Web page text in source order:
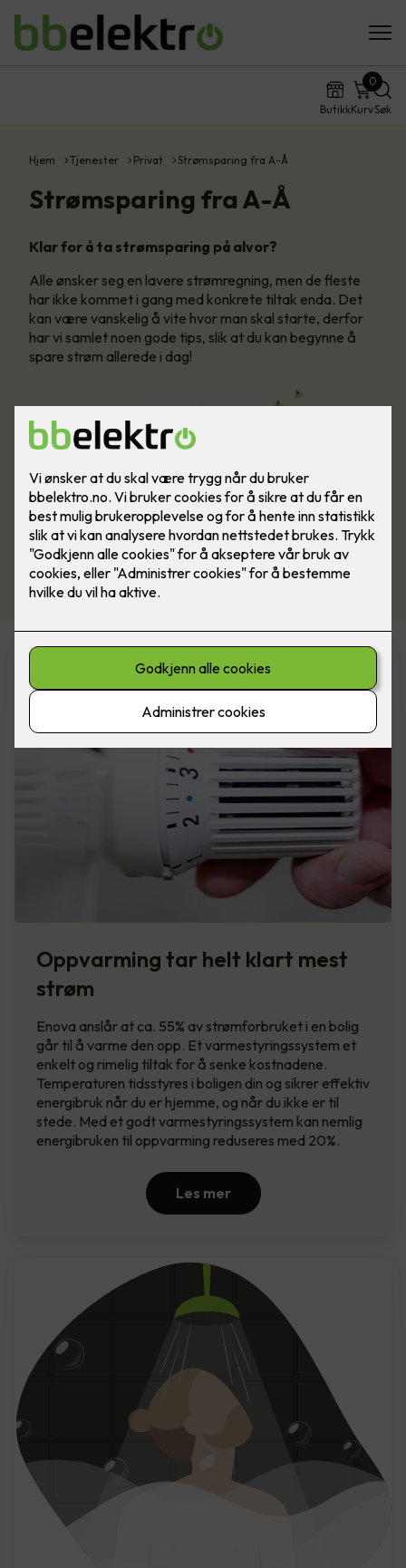
ButikkKurv
0
Søk
Hjem Tjenester Privat Strømsparing fra A-Å
Strømsparing fra A-Å
Klar for å ta strømsparing på alvor?
Alle ønsker seg en lavere strømregning, men de fleste
har ikke kommet i gang med konkrete tiltak enda. Det
kan være vanskelig å vite hvor man skal starte, derfor
har vi samlet noen gode tips, slik at du kan begynne å
spare strøm allerede i dag!
Oppvarming tar helt klart mest
strøm
Enova anslår at ca. 55% av strømforbruket i en bolig
går til å varme den opp. Et varmestyringssystem et
enkelt og rimelig tiltak for å senke kostnadene.
Temperaturen tidsstyres i boligen din og sikrer effektiv
energibruk når du er hjemme, og når du ikke er til
stede. Med et godt varmestyringssystem kan nemlig
energibruken til oppvarming reduseres med 20%.
Les mer